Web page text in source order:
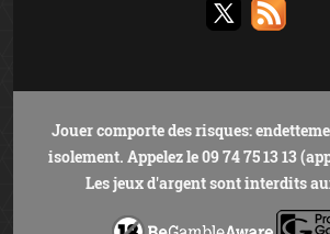
Jouer comporte des risques:
isolement. Appelez le 09 74 75 13 13
Les jeux d'argent sont interdits